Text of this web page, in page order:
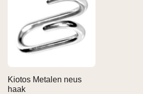
Kiotos Metalen neus
haak